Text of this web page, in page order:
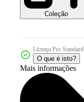
Coleção
Licença Pro Standard
O que é isto?
Mais informações